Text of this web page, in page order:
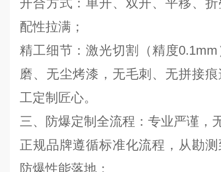
开合方式：单开、双开、平移、
配性拉满；
精工细节：激光切割（精度0.1mm
磨、无尘烤漆，无毛刺、无拼接
工定制匠心。
三、防爆定制全流程：专业严谨，
正规品牌遵循标准化流程，从勘
防爆性能落地：